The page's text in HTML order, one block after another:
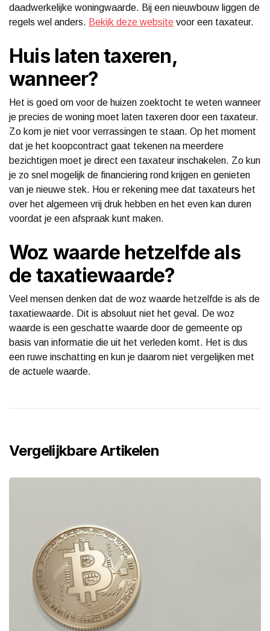
daadwerkelijke woningwaarde. Bij een nieuwbouw liggen de
regels wel anders. Bekijk deze website voor een taxateur.
Huis laten taxeren,
wanneer?
Het is goed om voor de huizen zoektocht te weten wanneer
je precies de woning moet laten taxeren door een taxateur.
Zo kom je niet voor verrassingen te staan. Op het moment
dat je het koopcontract gaat tekenen na meerdere
bezichtigen moet je direct een taxateur inschakelen. Zo kun
je zo snel mogelijk de financiering rond krijgen en genieten
van je nieuwe stek. Hou er rekening mee dat taxateurs het
over het algemeen vrij druk hebben en het even kan duren
voordat je een afspraak kunt maken.
Woz waarde hetzelfde als
de taxatiewaarde?
Veel mensen denken dat de woz waarde hetzelfde is als de
taxatiewaarde. Dit is absoluut niet het geval. De woz
waarde is een geschatte waarde door de gemeente op
basis van informatie die uit het verleden komt. Het is dus
een ruwe inschatting en kun je daarom niet vergelijken met
de actuele waarde.
Vergelijkbare Artikelen